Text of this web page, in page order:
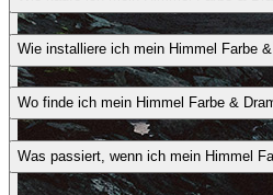
Wie installiere ich mein Himmel Farbe
Wo finde ich mein Himmel Farbe &
Was passiert, wenn ich mein Himmel